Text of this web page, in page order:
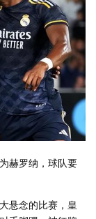
赫罗纳，球队要
悬念的比赛，皇